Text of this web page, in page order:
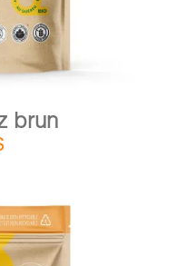
brun